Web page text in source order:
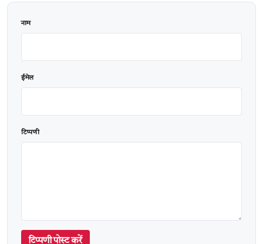
नाम
ईमेल
टिप्पणी
टिप्पणी पोस्ट करें